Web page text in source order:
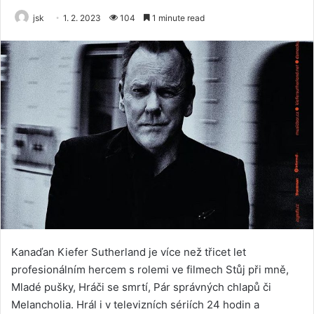
jsk 1. 2. 2023 104 1 minute read
Kanaďan Kiefer Sutherland je více než třicet let
profesionálním hercem s rolemi ve filmech Stůj při mně,
Mladé pušky, Hráči se smrtí, Pár správných chlapů či
Melancholia. Hrál i v televizních sériích 24 hodin a